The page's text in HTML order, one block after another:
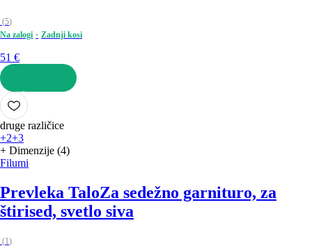
(5)
Na zalogi
Zadnji kosi
51 €
V KOŠARICO
druge različice
+2+3
+ Dimenzije (4)
Filumi
Prevleka TaloZa sedežno garnituro, za
štirised, svetlo siva
(1)